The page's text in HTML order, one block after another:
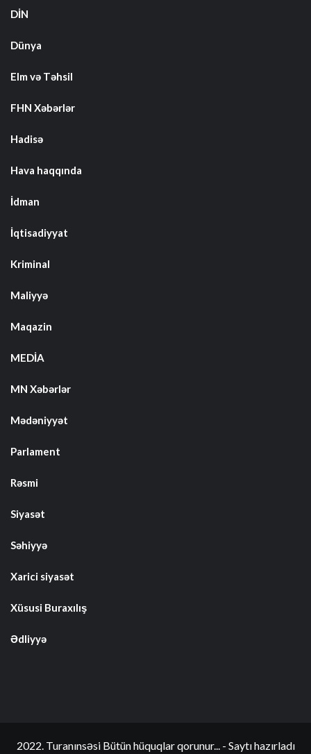
DİN
Dünya
Elm və Təhsil
FHN Xəbərlər
Hadisə
Hava haqqında
İdman
İqtisadiyyat
Kriminal
Maliyyə
Maqazin
MEDİA
MN Xəbərlər
Mədəniyyət
Parlament
Rəsmi
Siyasət
Səhiyyə
Xarici siyasət
Xüsusi Buraxılış
Ədliyyə
2022. Turanınsəsi Bütün hüquqlar qorunur... - Saytı hazırladı